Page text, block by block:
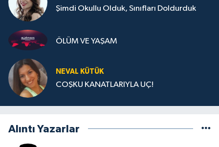
Şimdi Okullu Olduk, Sınıfları Doldurduk
ÖLÜM VE YAŞAM
NEVAL KÜTÜK
COŞKU KANATLARIYLA UÇ!
Alıntı Yazarlar